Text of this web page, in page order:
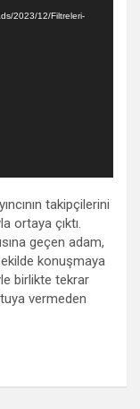
2023/12/Filtreleri-
takipçilerini
ortaya çıktı.
geçen adam,
konuşmaya
birlikte tekrar
vermeden